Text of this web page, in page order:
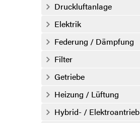
Druckluftanlage
Elektrik
Federung / Dämpfung
Filter
Getriebe
Heizung / Lüftung
Hybrid- / Elektroantrieb